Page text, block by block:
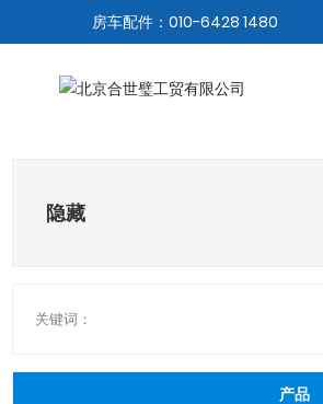
房车配件：010-6428 1480
隐藏
关键词：
产品